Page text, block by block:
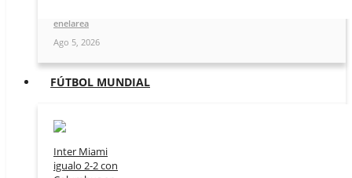
enelarea
Ago 5, 2026
FÚTBOL MUNDIAL
Inter Miami
igualo 2-2 con